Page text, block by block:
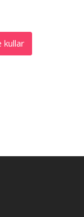
kullar